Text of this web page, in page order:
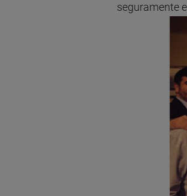
seguramente